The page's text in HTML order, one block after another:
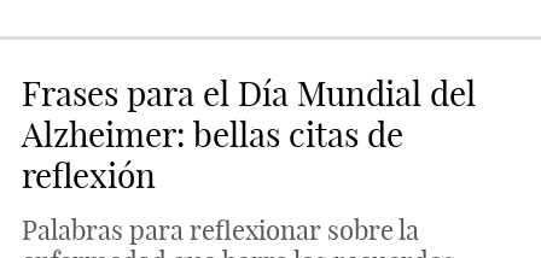
Frases para el Día Mundial del
Alzheimer: bellas citas de
reflexión
Palabras para reflexionar sobre la